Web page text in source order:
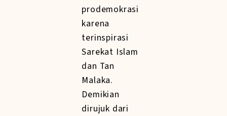
prodemokrasi
karena
terinspirasi
Sarekat Islam
dan Tan
Malaka.
Demikian
dirujuk dari